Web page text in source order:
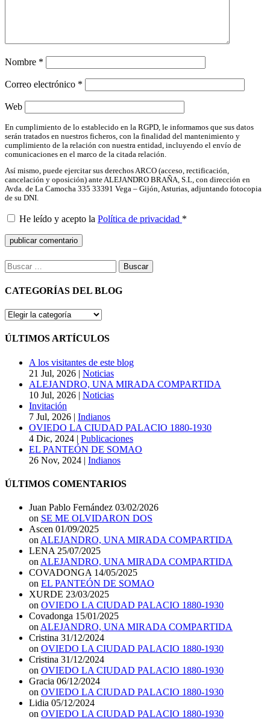
Nombre *
Correo electrónico *
Web
En cumplimiento de lo establecido en la RGPD, le informamos que sus datos
serán tratados en nuestros ficheros, con la finalidad del mantenimiento y
cumplimiento de la relación con nuestra entidad, incluyendo el envío de
comunicaciones en el marco de la citada relación.
Así mismo, puede ejercitar sus derechos ARCO (acceso, rectificación,
cancelación y oposición) ante ALEJANDRO BRAÑA, S.L, con dirección en
Avda. de La Camocha 335 33391 Vega – Gijón, Asturias, adjuntando fotocopia
de su DNI.
He leído y acepto la Política de privacidad *
Buscar:
CATEGORÍAS DEL BLOG
CATEGORÍAS
BLOG
ÚLTIMOS ARTÍCULOS
A los visitantes de este blog
21 Jul, 2026 | Noticias
ALEJANDRO, UNA MIRADA COMPARTIDA
10 Jul, 2026 | Noticias
Invitación
7 Jul, 2026 | Indianos
OVIEDO LA CIUDAD PALACIO 1880-1930
4 Dic, 2024 | Publicaciones
EL PANTEÓN DE SOMAO
26 Nov, 2024 | Indianos
ÚLTIMOS COMENTARIOS
Juan Pablo Fernández 03/02/2026
on SE ME OLVIDARON DOS
Ascen 01/09/2025
on ALEJANDRO, UNA MIRADA COMPARTIDA
LENA 25/07/2025
on ALEJANDRO, UNA MIRADA COMPARTIDA
COVADONGA 14/05/2025
on EL PANTEÓN DE SOMAO
XURDE 23/03/2025
on OVIEDO LA CIUDAD PALACIO 1880-1930
Covadonga 15/01/2025
on ALEJANDRO, UNA MIRADA COMPARTIDA
Cristina 31/12/2024
on OVIEDO LA CIUDAD PALACIO 1880-1930
Cristina 31/12/2024
on OVIEDO LA CIUDAD PALACIO 1880-1930
Gracia 06/12/2024
on OVIEDO LA CIUDAD PALACIO 1880-1930
Lidia 05/12/2024
on OVIEDO LA CIUDAD PALACIO 1880-1930